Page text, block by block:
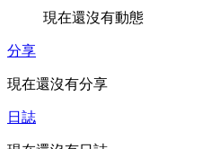
現在還沒有動態
分享
現在還沒有分享
日誌